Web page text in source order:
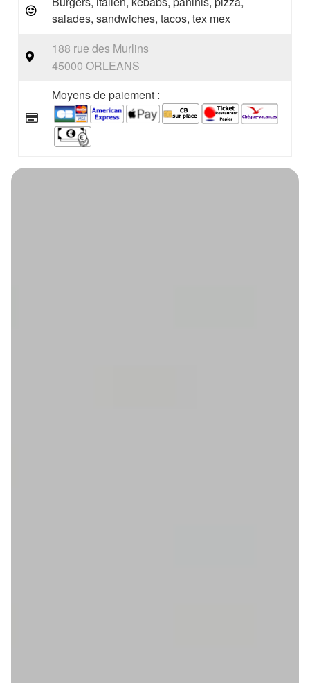
salades, sandwiches, tacos, tex mex
188 rue des Murlins
45000 ORLEANS
Moyens de paiement :